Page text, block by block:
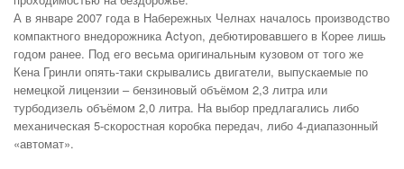
А в январе 2007 года в Набережных Челнах началось производство
компактного внедорожника Actyon, дебютировавшего в Корее лишь
годом ранее. Под его весьма оригинальным кузовом от того же
Кена Гринли опять-таки скрывались двигатели, выпускаемые по
немецкой лицензии – бензиновый объёмом 2,3 литра или
турбодизель объёмом 2,0 литра. На выбор предлагались либо
механическая 5-скоростная коробка передач, либо 4-диапазонный
«автомат».